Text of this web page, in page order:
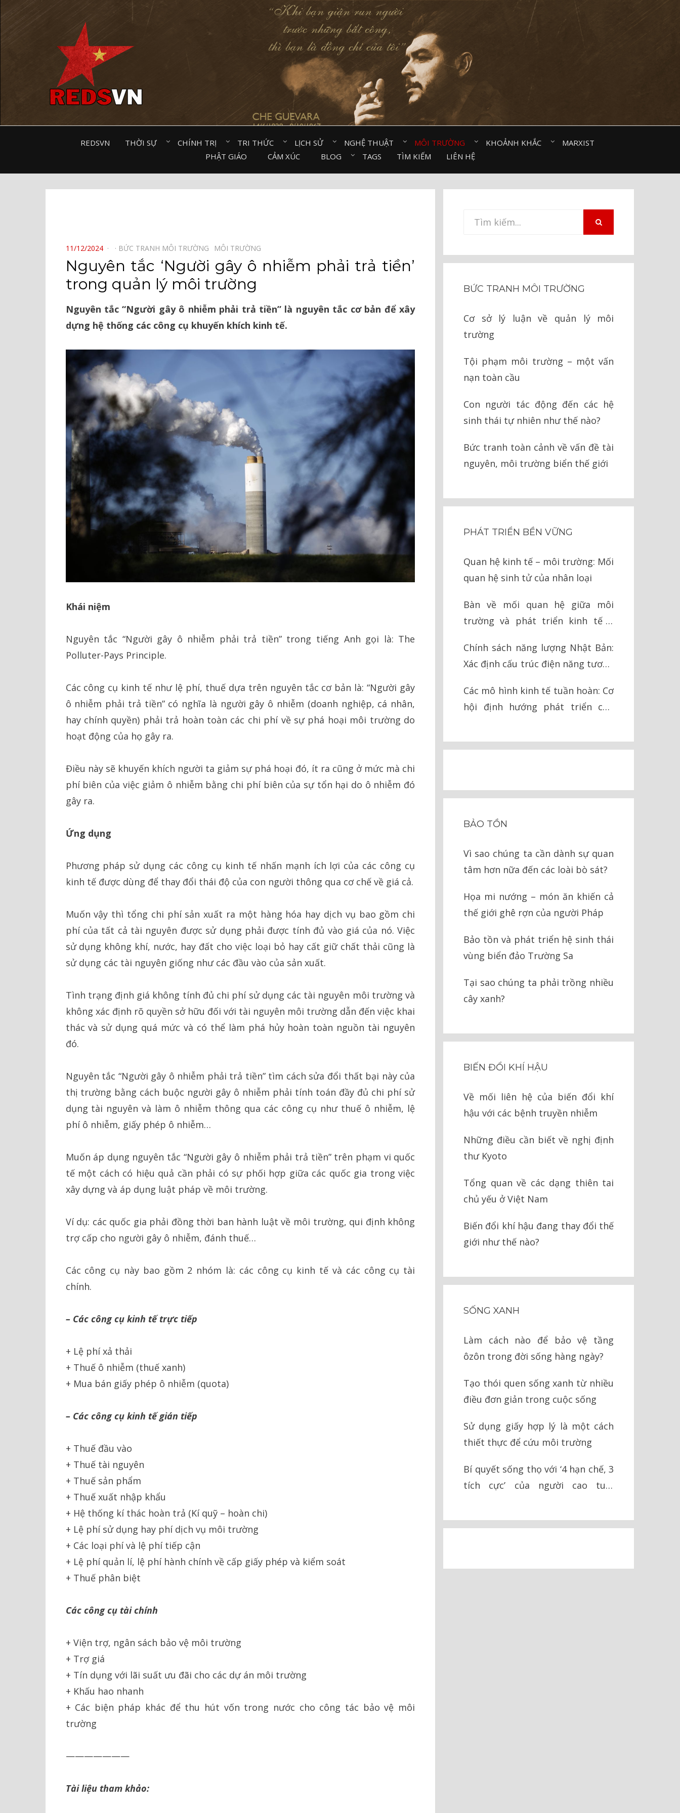
REDSVN THỜI SỰ⠀ CHÍNH TRỊ⠀ TRI THỨC⠀ LỊCH SỬ⠀ NGHỆ THUẬT⠀ MÔI TRƯỜNG⠀ KHOẢNH KHẮC⠀
MARXIST⠀
PHẬT GIÁO⠀
CẢM XÚC⠀ BLOG⠀ TAGS TÌM KIẾM LIÊN HỆ
POSTED
ON
11/12/2024 BỨC TRANH MÔI TRƯỜNG⠀ MÔI TRƯỜNG⠀
Nguyên tắc ‘Người gây ô nhiễm phải trả tiền’
trong quản lý môi trường
Nguyên tắc “Người gây ô nhiễm phải trả tiền” là nguyên tắc cơ bản để xây
dựng hệ thống các công cụ khuyến khích kinh tế.
Khái niệm
Nguyên tắc “Người gây ô nhiễm phải trả tiền” trong tiếng Anh gọi là: The
Polluter-Pays Principle.
Các công cụ kinh tế như lệ phí, thuế dựa trên nguyên tắc cơ bản là: “Người gây
ô nhiễm phải trả tiền” có nghĩa là người gây ô nhiễm (doanh nghiệp, cá nhân,
hay chính quyền) phải trả hoàn toàn các chi phí về sự phá hoại môi trường do
hoạt động của họ gây ra.
Điều này sẽ khuyến khích người ta giảm sự phá hoại đó, ít ra cũng ở mức mà chi
phí biên của việc giảm ô nhiễm bằng chi phí biên của sự tổn hại do ô nhiễm đó
gây ra.
Ứng dụng
Phương pháp sử dụng các công cụ kinh tế nhấn mạnh ích lợi của các công cụ
kinh tế được dùng để thay đổi thái độ của con người thông qua cơ chế về giá cả.
Muốn vậy thì tổng chi phí sản xuất ra một hàng hóa hay dịch vụ bao gồm chi
phí của tất cả tài nguyên được sử dụng phải được tính đủ vào giá của nó. Việc
sử dụng không khí, nước, hay đất cho việc loại bỏ hay cất giữ chất thải cũng là
sử dụng các tài nguyên giống như các đầu vào của sản xuất.
Tình trạng định giá không tính đủ chi phí sử dụng các tài nguyên môi trường và
không xác định rõ quyền sở hữu đối với tài nguyên môi trường dẫn đến việc khai
thác và sử dụng quá mức và có thể làm phá hủy hoàn toàn nguồn tài nguyên
đó.
Nguyên tắc “Người gây ô nhiễm phải trả tiền” tìm cách sửa đổi thất bại này của
thị trường bằng cách buộc người gây ô nhiễm phải tính toán đầy đủ chi phí sử
dụng tài nguyên và làm ô nhiễm thông qua các công cụ như thuế ô nhiễm, lệ
phí ô nhiễm, giấy phép ô nhiễm…
Muốn áp dụng nguyên tắc “Người gây ô nhiễm phải trả tiền” trên phạm vi quốc
tế một cách có hiệu quả cần phải có sự phối hợp giữa các quốc gia trong việc
xây dựng và áp dụng luật pháp về môi trường.
Ví dụ: các quốc gia phải đồng thời ban hành luật về môi trường, qui định không
trợ cấp cho người gây ô nhiễm, đánh thuế…
Các công cụ này bao gồm 2 nhóm là: các công cụ kinh tế và các công cụ tài
chính.
– Các công cụ kinh tế trực tiếp
+ Lệ phí xả thải
+ Thuế ô nhiễm (thuế xanh)
+ Mua bán giấy phép ô nhiễm (quota)
– Các công cụ kinh tế gián tiếp
+ Thuế đầu vào
+ Thuế tài nguyên
+ Thuế sản phẩm
+ Thuế xuất nhập khẩu
+ Hệ thống kí thác hoàn trả (Kí quỹ – hoàn chi)
+ Lệ phí sử dụng hay phí dịch vụ môi trường
+ Các loại phí và lệ phí tiếp cận
+ Lệ phí quản lí, lệ phí hành chính về cấp giấy phép và kiểm soát
+ Thuế phân biệt
Các công cụ tài chính
+ Viện trợ, ngân sách bảo vệ môi trường
+ Trợ giá
+ Tín dụng với lãi suất ưu đãi cho các dự án môi trường
+ Khấu hao nhanh
+ Các biện pháp khác để thu hút vốn trong nước cho công tác bảo vệ môi
trường
———————
Tài liệu tham khảo:
Tìm
BỨC TRANH MÔI TRƯỜNG
Cơ sở lý luận về quản lý môi
trường
Tội phạm môi trường – một vấn
nạn toàn cầu
Con người tác động đến các hệ
sinh thái tự nhiên như thế nào?
Bức tranh toàn cảnh về vấn đề tài
nguyên, môi trường biển thế giới
PHÁT TRIỂN BỀN VỮNG
Quan hệ kinh tế – môi trường: Mối
quan hệ sinh tử của nhân loại
Bàn về mối quan hệ giữa môi
trường và phát triển kinh tế ở
Chính sách năng lượng Nhật Bản:
Xác định cấu trúc điện năng tương
Các mô hình kinh tế tuần hoàn: Cơ
hội định hướng phát triển cho
BẢO TỒN
Vì sao chúng ta cần dành sự quan
tâm hơn nữa đến các loài bò sát?
Họa mi nướng – món ăn khiến cả
thế giới ghê rợn của người Pháp
Bảo tồn và phát triển hệ sinh thái
vùng biển đảo Trường Sa
Tại sao chúng ta phải trồng nhiều
cây xanh?
BIẾN ĐỔI KHÍ HẬU
Về mối liên hệ của biến đổi khí
hậu với các bệnh truyền nhiễm
Những điều cần biết về nghị định
thư Kyoto
Tổng quan về các dạng thiên tai
chủ yếu ở Việt Nam
Biến đổi khí hậu đang thay đổi thế
giới như thế nào?
SỐNG XANH
Làm cách nào để bảo vệ tầng
ôzôn trong đời sống hàng ngày?
Tạo thói quen sống xanh từ nhiều
điều đơn giản trong cuộc sống
Sử dụng giấy hợp lý là một cách
thiết thực để cứu môi trường
Bí quyết sống thọ với ‘4 hạn chế, 3
tích cực’ của người cao tuổi